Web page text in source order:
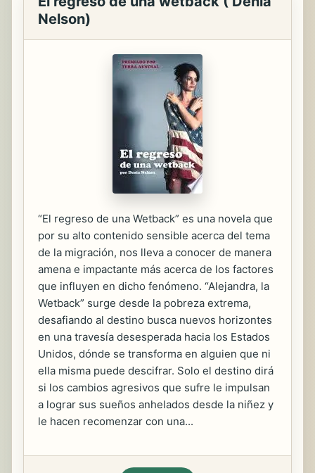
Nelson)
“El regreso de una Wetback” es una novela que
por su alto contenido sensible acerca del tema
de la migración, nos lleva a conocer de manera
amena e impactante más acerca de los factores
que influyen en dicho fenómeno. “Alejandra, la
Wetback” surge desde la pobreza extrema,
desafiando al destino busca nuevos horizontes
en una travesía desesperada hacia los Estados
Unidos, dónde se transforma en alguien que ni
ella misma puede descifrar. Solo el destino dirá
si los cambios agresivos que sufre le impulsan
a lograr sus sueños anhelados desde la niñez y
le hacen recomenzar con una...